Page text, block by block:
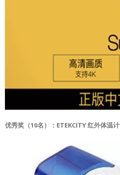
优秀奖（10名）：ETEKCITY 红外体温计